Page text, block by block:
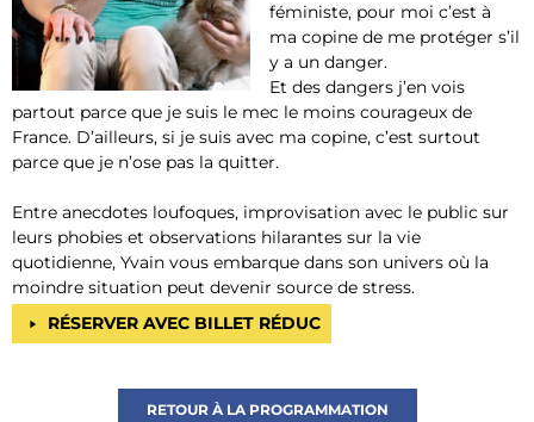
féministe, pour moi c’est à
ma copine de me protéger s’il
y a un danger.
Et des dangers j’en vois
partout parce que je suis le mec le moins courageux de
France. D’ailleurs, si je suis avec ma copine, c’est surtout
parce que je n’ose pas la quitter.
Entre anecdotes loufoques, improvisation avec le public sur
leurs phobies et observations hilarantes sur la vie
quotidienne, Yvain vous embarque dans son univers où la
moindre situation peut devenir source de stress.
RÉSERVER AVEC BILLET RÉDUC
RETOUR À LA PROGRAMMATION